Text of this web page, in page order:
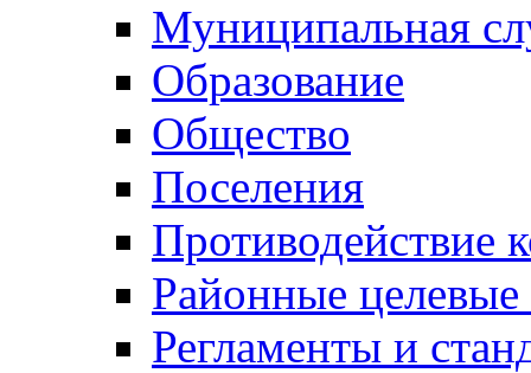
Муниципальная
Образование
Общество
Поселения
Противодействие
Районные
Регламенты и